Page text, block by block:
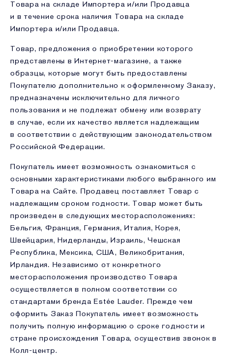
Товара на складе Импортера и/или Продавца
и в течение срока наличия Товара на складе
Импортера и/или Продавца.
Товар, предложения о приобретении которого
представлены в Интернет-магазине, а также
образцы, которые могут быть предоставлены
Покупателю дополнительно к оформленному Заказу,
предназначены исключительно для личного
пользования и не подлежат обмену или возврату
в случае, если их качество является надлежащим
в соответствии с действующим законодательством
Российской Федерации.
Покупатель имеет возможность ознакомиться с
основными характеристиками любого выбранного им
Товара на Сайте. Продавец поставляет Товар с
надлежащим сроком годности. Товар может быть
произведен в следующих месторасположениях:
Бельгия, Франция, Германия, Италия, Корея,
Швейцария, Нидерланды, Израиль, Чешская
Республика, Мексика, США, Великобритания,
Ирландия. Независимо от конкретного
месторасположения производство Товара
осуществляется в полном соответствии со
стандартами бренда Estée Lauder. Прежде чем
оформить Заказ Покупатель имеет возможность
получить полную информацию о сроке годности и
стране происхождения Товара, осуществив звонок в
Колл-центр.